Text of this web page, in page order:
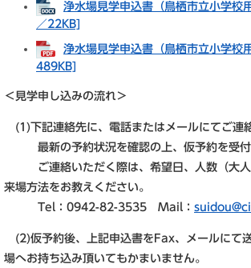
浄水場見学申込書（鳥栖市立小学
／22KB]
浄水場見学申込書（鳥栖市立小学校
489KB]
＜見学申し込みの流れ＞
(1)下記連絡先に、電話またはメールにてご連
最新の予約状況を確認の上、仮予約を受付
ご連絡いただく際は、希望日、人数（大人
来場方法をお教えください。
Tel：0942-82-3535 Mail：
(2)仮予約後、上記申込書をFax、メールにて
場へお持ち込み頂いてもかまいません。